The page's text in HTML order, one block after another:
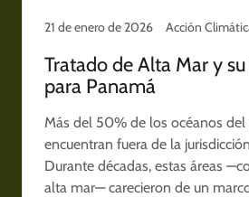
21 de enero de 2026
Tratado de Alta Mar y
para Panamá
Más del 50% de los océanos del
encuentran fuera de la
Durante décadas, estas áreas
alta mar— carecieron de un